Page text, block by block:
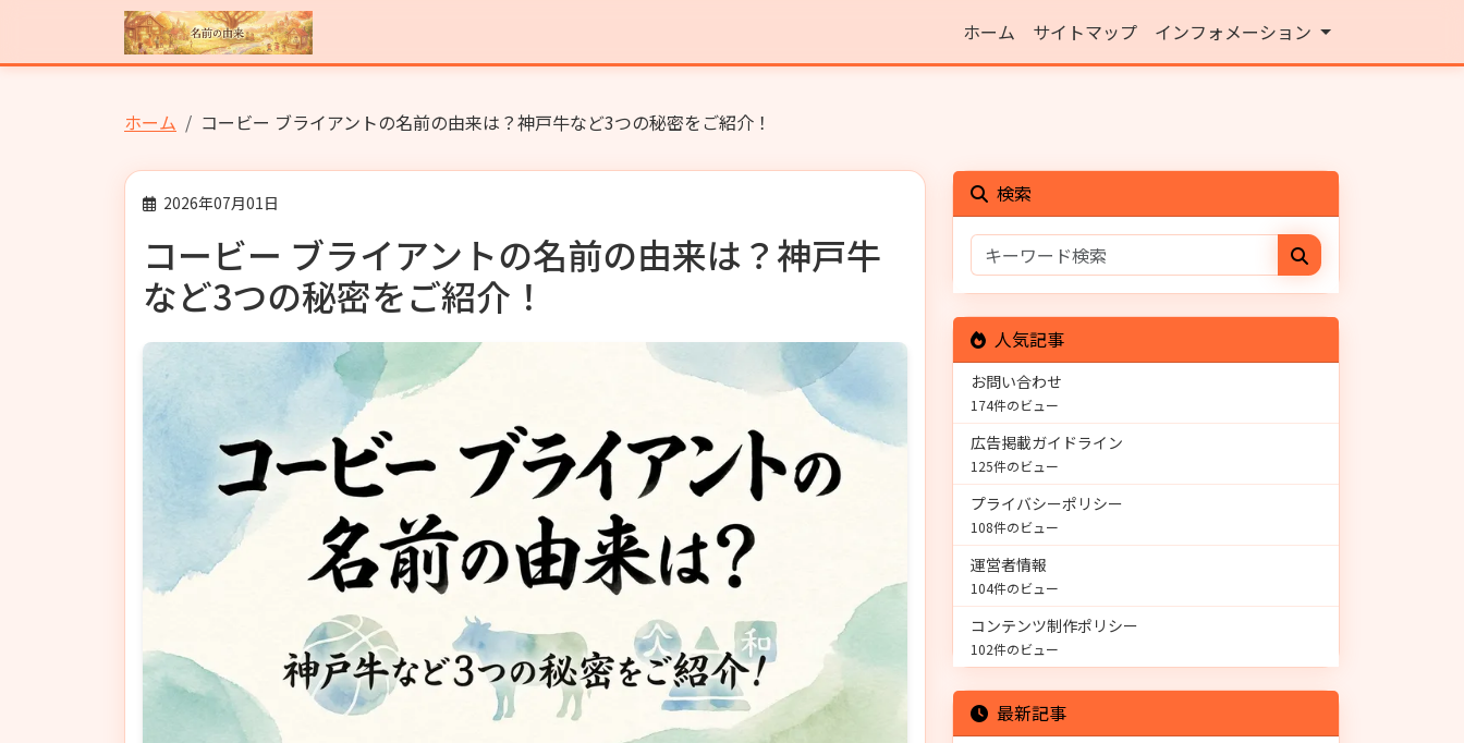
ホーム サイトマップ インフォメーション
ホーム コービー ブライアントの名前の由来は？神戸牛など3つの秘密をご紹介！
2026年07月01日
コービー ブライアントの名前の由来は？神戸牛
など3つの秘密をご紹介！
検索
人気記事
お問い合わせ
174件のビュー
広告掲載ガイドライン
125件のビュー
プライバシーポリシー
108件のビュー
運営者情報
104件のビュー
コンテンツ制作ポリシー
102件のビュー
最新記事